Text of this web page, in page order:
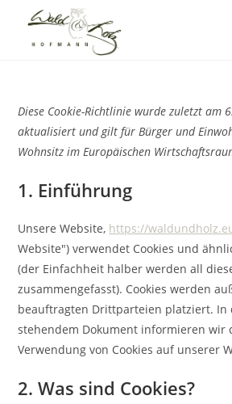
Diese Cookie-Richtlinie wurde zuletzt am
aktualisiert und gilt für Bürger und
Wohnsitz im Europäischen
1. Einführung
Unsere Website, https://
Website") verwendet Cookies und
(der Einfachheit halber werden all
zusammengefasst). Cookies werden
beauftragten Drittparteien platziert. In
stehendem Dokument informieren wir
Verwendung von Cookies auf unserer
2. Was sind Cookies?